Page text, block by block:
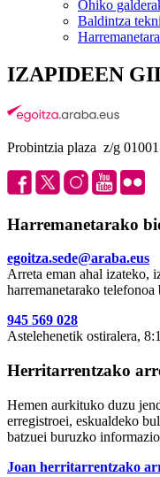
Ohiko
Baldintza
IZAPIDEEN
Probintzia plaza z/g
Harremanetarako
egoitza.sede@araba.eus
Arreta eman ahal izateko,
harremanetarako telefonoa
945 569 028
Astelehenetik ostiralera,
Herritarrentzako
Hemen aurkituko duzu
erregistroei, eskualdeko
batzuei buruzko
Joan herritarrentzako